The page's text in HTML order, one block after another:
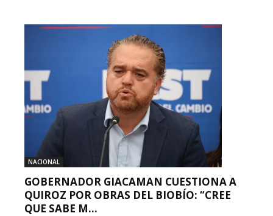
NACIONAL
GOBERNADOR GIACAMAN CUESTIONA A
QUIROZ POR OBRAS DEL BIOBÍO: “CREE
QUE SABE M...